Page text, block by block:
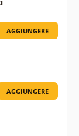
AGGIUNGERE
AGGIUNGERE